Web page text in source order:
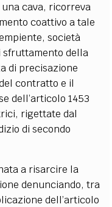
una cava, ricorreva
coattivo a tale
società
della
di precisazione
contratto e il
dell’articolo 1453
rigettate dal
di secondo
a risarcire la
denunciando, tra
dell’articolo